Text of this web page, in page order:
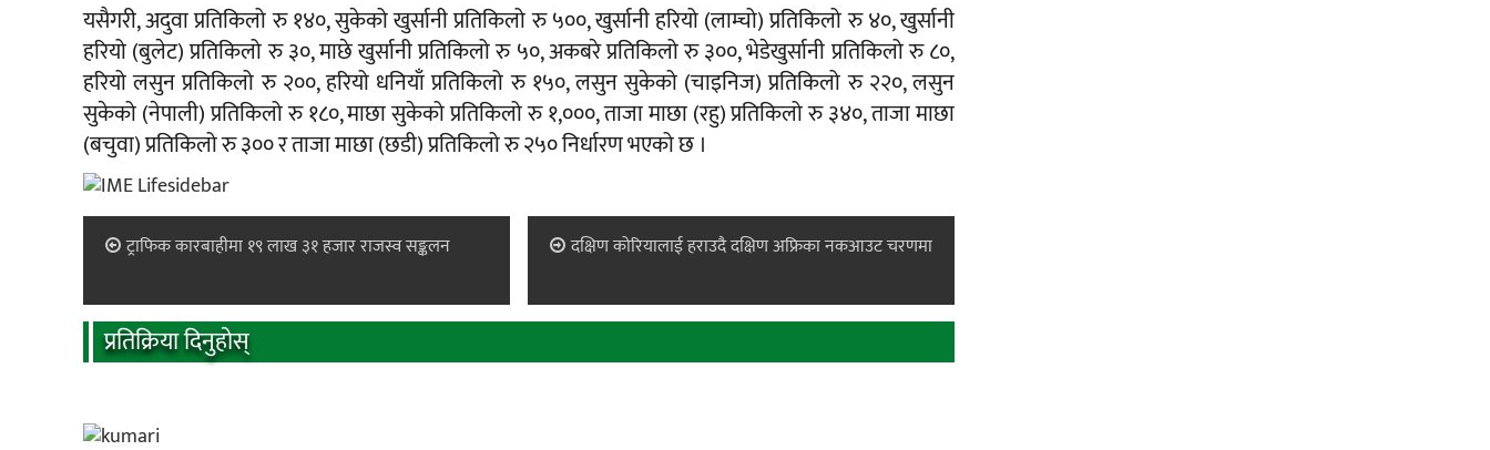
यसैगरी, अदुवा प्रतिकिलो रु १४०, सुकेको खुर्सानी प्रतिकिलो रु ५००, खुर्सानी हरियो (लाम्चो) प्रतिकिलो रु ४०, खुर्सानी
हरियो (बुलेट) प्रतिकिलो रु ३०, माछे खुर्सानी प्रतिकिलो रु ५०, अकबरे प्रतिकिलो रु ३००, भेडेखुर्सानी प्रतिकिलो रु ८०,
हरियो लसुन प्रतिकिलो रु २००, हरियो धनियाँ प्रतिकिलो रु १५०, लसुन सुकेको (चाइनिज) प्रतिकिलो रु २२०, लसुन
सुकेको (नेपाली) प्रतिकिलो रु १८०, माछा सुकेको प्रतिकिलो रु १,०००, ताजा माछा (रहु) प्रतिकिलो रु ३४०, ताजा माछा
(बचुवा) प्रतिकिलो रु ३०० र ताजा माछा (छडी) प्रतिकिलो रु २५० निर्धारण भएको छ ।
ट्राफिक कारबाहीमा १९ लाख ३१ हजार राजस्व सङ्कलन दक्षिण कोरियालाई हराउदै दक्षिण अफ्रिका नकआउट चरणमा
प्रतिक्रिया दिनुहोस्